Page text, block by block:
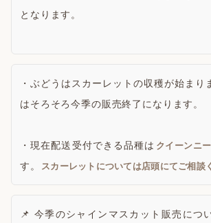
となります。
・ぶどうはスカーレットの収穫が始まり
はそろそろ今季の販売終了になります。
・現在配送受付できる品種は クイーンニ
す。
スカーレットについては店頭にてご相談
📌 今季のシャインマスカット販売につ